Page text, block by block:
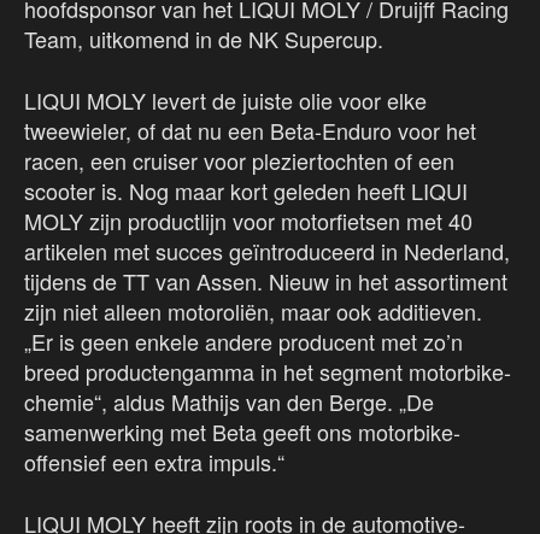
hoofdsponsor van het LIQUI MOLY / Druijff Racing
Team, uitkomend in de NK Supercup.
LIQUI MOLY levert de juiste olie voor elke
tweewieler, of dat nu een Beta-Enduro voor het
racen, een cruiser voor pleziertochten of een
scooter is. Nog maar kort geleden heeft LIQUI
MOLY zijn productlijn voor motorfietsen met 40
artikelen met succes geïntroduceerd in Nederland,
tijdens de TT van Assen. Nieuw in het assortiment
zijn niet alleen motoroliën, maar ook additieven.
„Er is geen enkele andere producent met zo’n
breed productengamma in het segment motorbike-
chemie“, aldus Mathijs van den Berge. „De
samenwerking met Beta geeft ons motorbike-
offensief een extra impuls.“
LIQUI MOLY heeft zijn roots in de automotive-